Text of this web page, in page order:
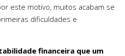
este motivo, muitos acabam se
dificuldades e
financeira que um